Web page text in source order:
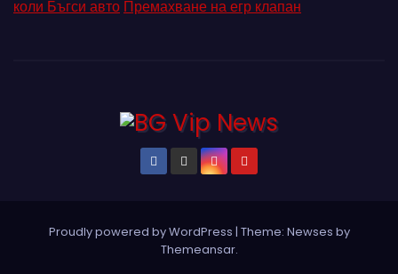
коли Бъгси авто Премахване на егр клапан
Proudly powered by WordPress | Theme: Newses by
Themeansar.